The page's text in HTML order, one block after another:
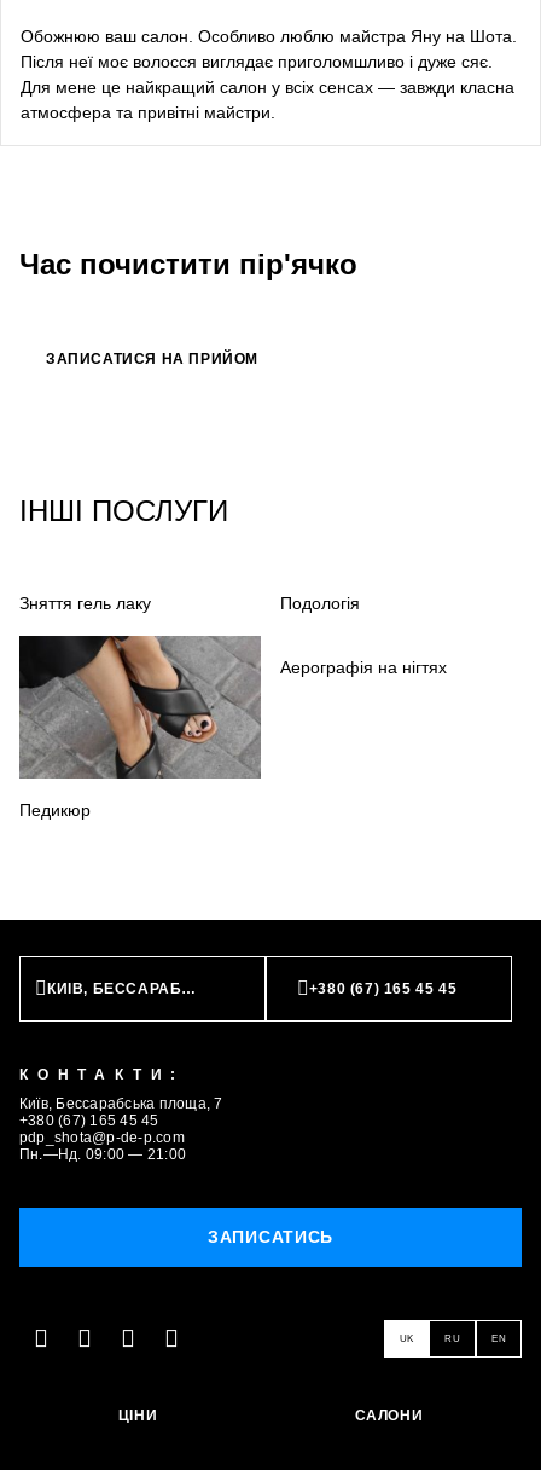
Bazhana
songwriter
Обожнюю ваш салон. Особливо люблю майстра Яну на Шота.
Після неї моє волосся виглядає приголомшливо і дуже сяє.
Для мене це найкращий салон у всіх сенсах — завжди класна
атмосфера та привітні майстри.
Час почистити пір'ячко
ЗАПИСАТИСЯ НА ПРИЙОМ
ІНШІ ПОСЛУГИ
Зняття гель лаку Подологія
Педикюр
Аерографія на нігтях
КИЇВ, БЕССАРАБСЬКА ПЛОЩА, 7 +380 (67) 165 45 45
КОНТАКТИ:
Київ, Бессарабська площа, 7
+380 (67) 165 45 45
pdp_shota@p-de-p.com
Пн.—Нд. 09:00 — 21:00
ЗАПИСАТИСЬ
UK RU EN
ЦІНИ САЛОНИ